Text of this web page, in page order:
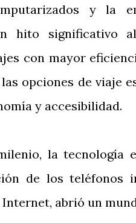
y la
hito significativo
con mayor
opciones de viaje
y accesibilidad.
la tecnología
de los teléfonos
abrió un